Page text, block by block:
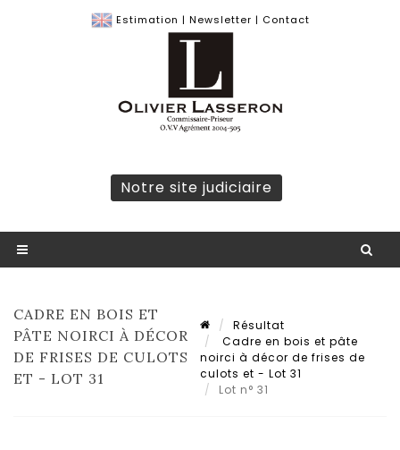
Estimation | Newsletter | Contact
Notre site judiciaire
CADRE EN BOIS ET
PÂTE NOIRCI À DÉCOR
DE FRISES DE CULOTS
ET - LOT 31
Résultat
Cadre en bois et pâte
noirci à décor de frises de
culots et - Lot 31
Lot n° 31